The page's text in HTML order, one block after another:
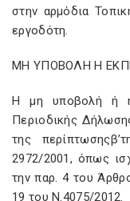
στην αρμόδια
εργοδότη.
ΜΗ ΥΠΟΒΟΛΗ Η
Η μη υποβολή ή η
Περιοδικής
της
2972/2001, όπως
την παρ. 4 του
19 του Ν.4075/2012.